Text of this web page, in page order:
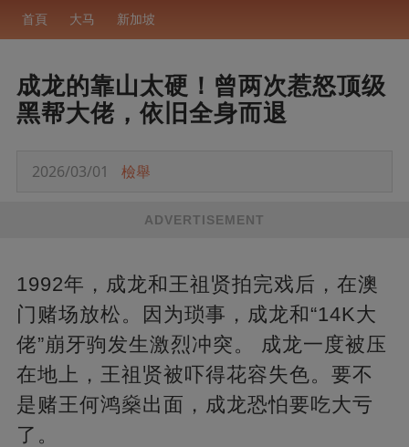
首頁 大马 新加坡
成龙的靠山太硬！曾两次惹怒顶级
黑帮大佬，依旧全身而退
2026/03/01 檢舉
ADVERTISEMENT
1992年，成龙和王祖贤拍完戏后，在澳
门赌场放松。因为琐事，成龙和“14K大
佬”崩牙驹发生激烈冲突。 成龙一度被压
在地上，王祖贤被吓得花容失色。要不
是赌王何鸿燊出面，成龙恐怕要吃大亏
了。